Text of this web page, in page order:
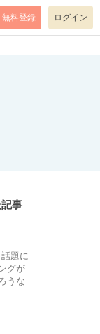
level=notice
無料登録 ログイン
事
題に
グが
うな